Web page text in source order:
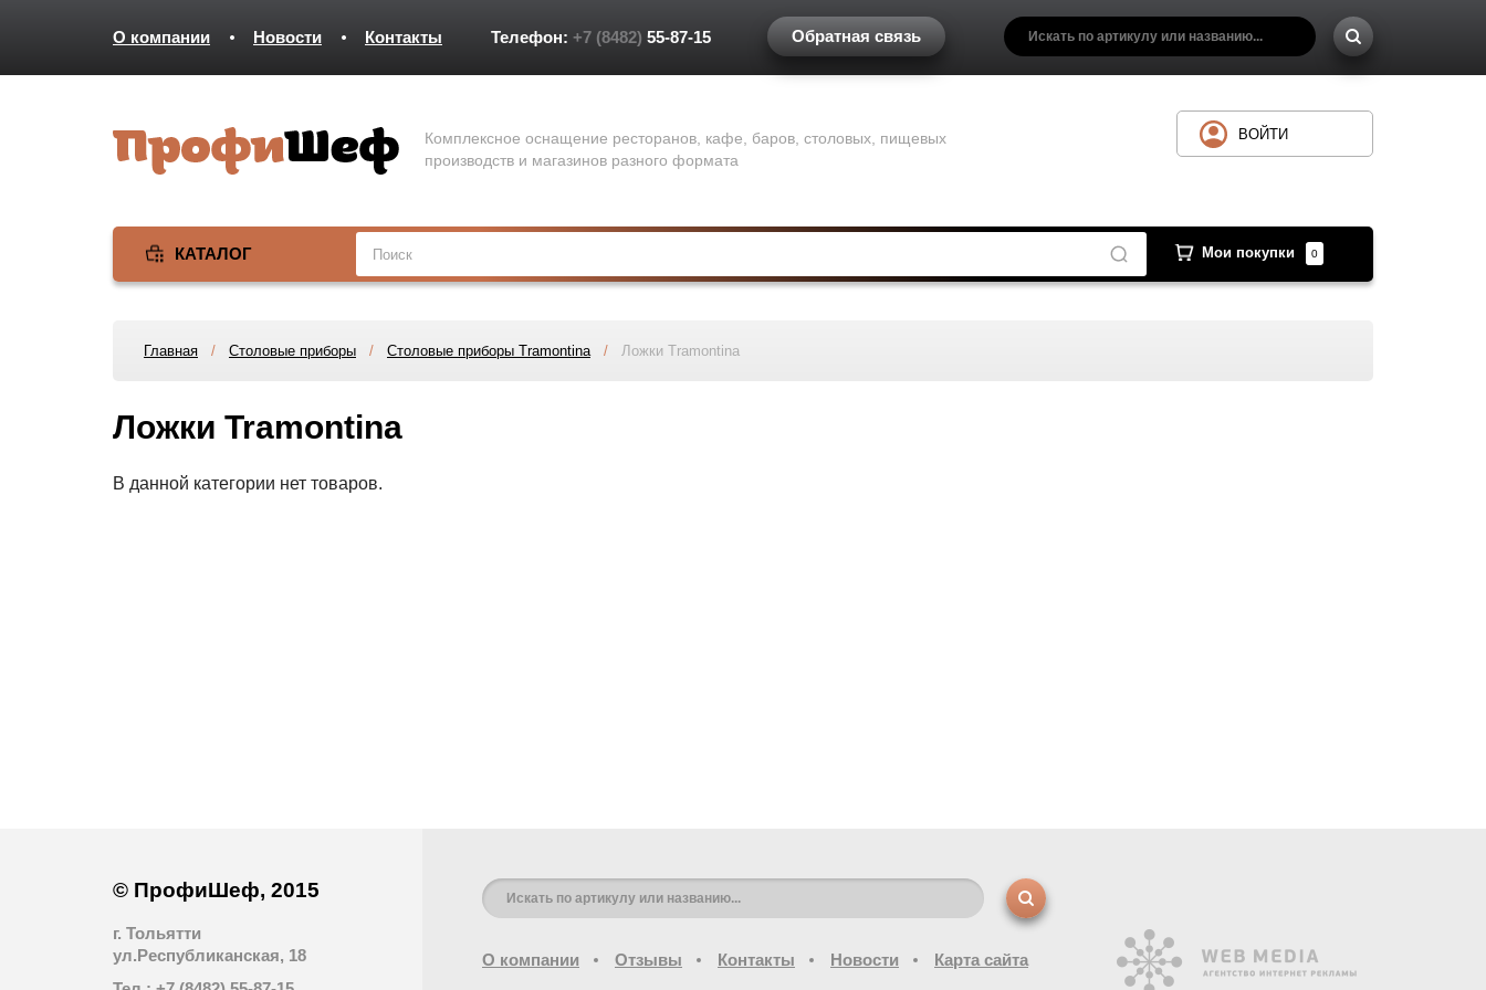
О компании Новости Контакты Телефон: +7 (8482) 55-87-15 Обратная связь
Комплексное оснащение ресторанов, кафе, баров, столовых, пищевых
производств и магазинов разного формата
КАТАЛОГ Мои покупки 0
ВОЙТИ
Главная / Столовые приборы / Столовые приборы Tramontina/ Ложки Tramontina
Ложки Tramontina
В данной категории нет товаров.
© ПрофиШеф, 2015
г. Тольятти
ул.Республиканская, 18
О компании Отзывы Контакты Новости Карта сайта